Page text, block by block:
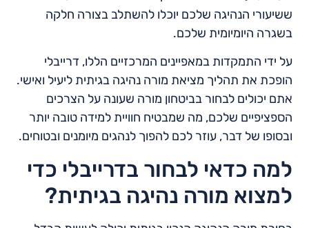
ששיעורי הנהיגה שלכם יוכלו להשתלב בצורה חלקה
בשגרה היומיומית שלכם.
על ידי התמקדות במאפיינים המרכזיים הללו, דרייבלי
הופכת את תהליך מציאת מורה נהיגה בגיתית ליעיל ואישי.
אתם יכולים לבחור בביטחון מורה שעונה על הצרכים
הספציפיים שלכם, מה שמבטיח חוויית למידה טובה יותר
ובסופו של דבר, עוזר לכם להפוך לנהגים מיומנים ובטוחים.
למה כדאי לבחור בדרייבלי כדי
למצוא מורה נהיגה בגיתית?